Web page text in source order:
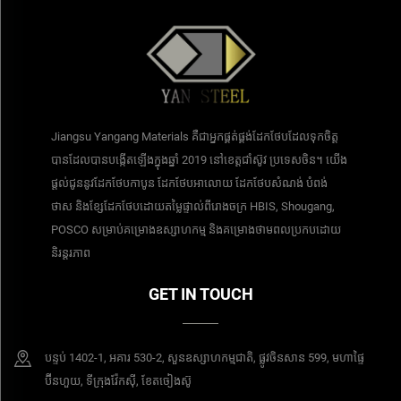
Jiangsu Yangang Materials គឺជាអ្នកផ្គត់ផ្គង់ដែកថែបដែលទុកចិត្ត
បានដែលបានបង្កើតឡើងក្នុងឆ្នាំ 2019 នៅខេត្តជាំស៊ូវ ប្រទេសចិន។ យើង
ផ្តល់ជូននូវដែកថែបកាបូន ដែកថែបអាលោយ ដែកថែបសំណង់ បំពង់
ថាស និងខ្សែដែកថែបដោយតម្លៃផ្ទាល់ពីរោងចក្រ HBIS, Shougang,
POSCO សម្រាប់គម្រោងឧស្សាហកម្ម និងគម្រោងថាមពលប្រកបដោយ
និរន្តរភាព
GET IN TOUCH
បន្ទប់​ 1402-1, អគារ 530-2, សួនឧស្សាហកម្មជាតិ, ផ្លូវចិនសាន 599, មហាផ្ទៃ
ប៊ីនហួយ, ទីក្រុងវ៉ែកស៊ី, ខែតចៀងស៊ូ